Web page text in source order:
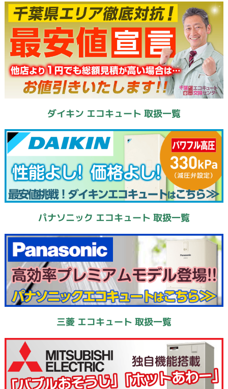
ダイキン エコキュート 取扱一覧
パナソニック エコキュート 取扱一覧
三菱 エコキュート 取扱一覧